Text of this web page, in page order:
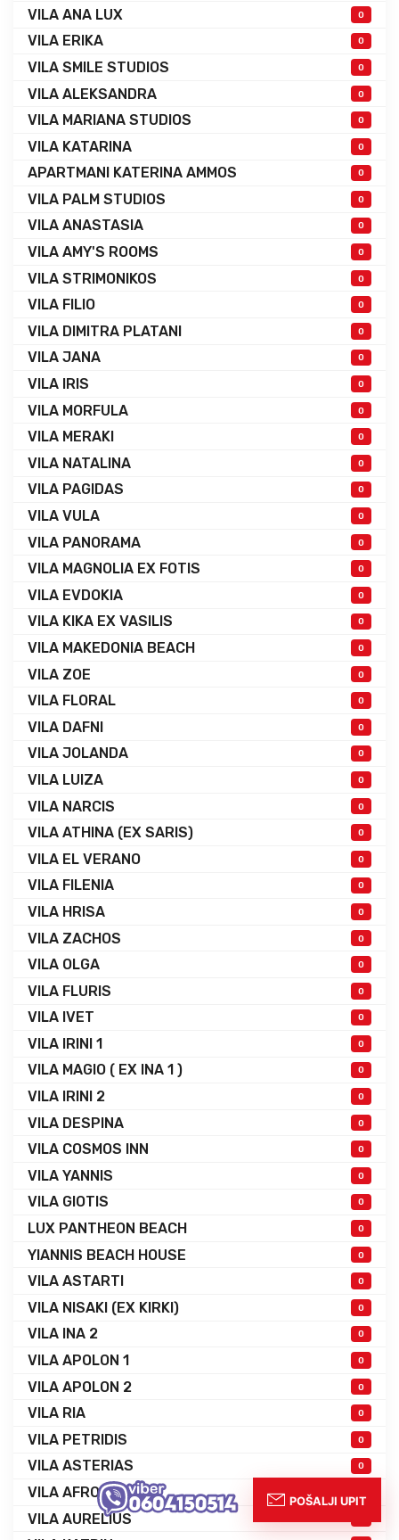
VILA ANA LUX 0
VILA ERIKA 0
VILA SMILE STUDIOS 0
VILA ALEKSANDRA 0
VILA MARIANA STUDIOS 0
VILA KATARINA 0
APARTMANI KATERINA AMMOS 0
VILA PALM STUDIOS 0
VILA ANASTASIA 0
VILA AMY'S ROOMS 0
VILA STRIMONIKOS 0
VILA FILIO 0
VILA DIMITRA PLATANI 0
VILA JANA 0
VILA IRIS 0
VILA MORFULA 0
VILA MERAKI 0
VILA NATALINA 0
VILA PAGIDAS 0
VILA VULA 0
VILA PANORAMA 0
VILA MAGNOLIA EX FOTIS 0
VILA EVDOKIA 0
VILA KIKA EX VASILIS 0
VILA MAKEDONIA BEACH 0
VILA ZOE 0
VILA FLORAL 0
VILA DAFNI 0
VILA JOLANDA 0
VILA LUIZA 0
VILA NARCIS 0
VILA ATHINA (EX SARIS) 0
VILA EL VERANO 0
VILA FILENIA 0
VILA HRISA 0
VILA ZACHOS 0
VILA OLGA 0
VILA FLURIS 0
VILA IVET 0
VILA IRINI 1 0
VILA MAGIO ( EX INA 1 ) 0
VILA IRINI 2 0
VILA DESPINA 0
VILA COSMOS INN 0
VILA YANNIS 0
VILA GIOTIS 0
LUX PANTHEON BEACH 0
YIANNIS BEACH HOUSE 0
VILA ASTARTI 0
VILA NISAKI (EX KIRKI) 0
VILA INA 2 0
VILA APOLON 1 0
VILA APOLON 2 0
VILA RIA 0
VILA PETRIDIS 0
VILA ASTERIAS 0
VILA AFRODITI
VILA AURELIUS